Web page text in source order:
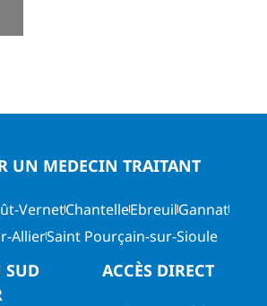
UN MEDECIN TRAITANT
VernetChantelleEbreuilGannat
AllierSaint Pourçain-sur-Sioule
SUD
ACCÈS DIRECT